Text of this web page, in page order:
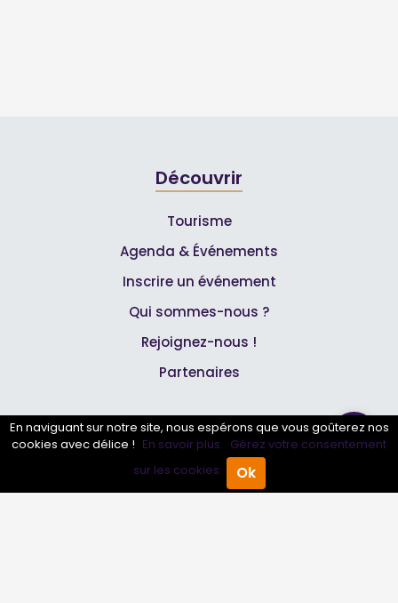
Annuaire Pro Agenda
Découvrir
Tourisme
Agenda & Événements
Inscrire un événement
Qui sommes-nous ?
Rejoignez-nous !
Partenaires
Professionnels
Annuaire pro
En naviguant sur notre site, nous espérons que vous goûterez nos
cookies avec délice ! En savoir plus. Gérez votre consentement
sur les cookies.
Ok